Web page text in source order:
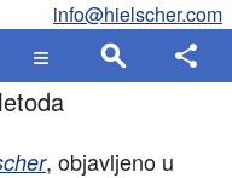
info@hielscher.com
, objavljeno u